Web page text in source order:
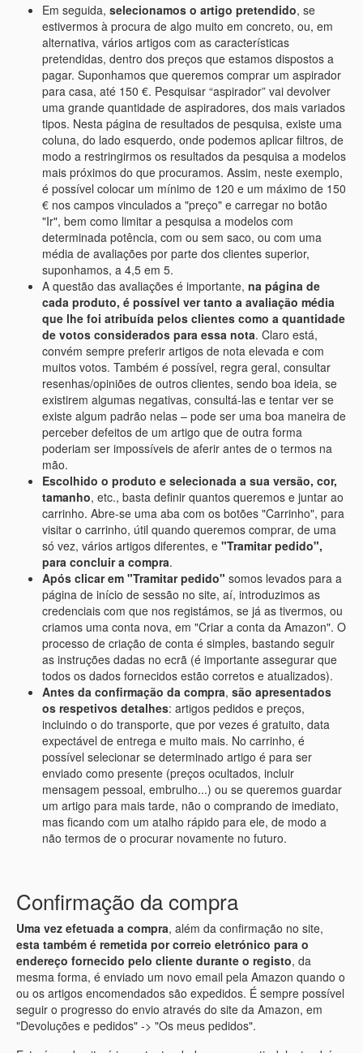
Em seguida, selecionamos o artigo pretendido, se
estivermos à procura de algo muito em concreto, ou, em
alternativa, vários artigos com as características
pretendidas, dentro dos preços que estamos dispostos a
pagar. Suponhamos que queremos comprar um aspirador
para casa, até 150 €. Pesquisar “aspirador” vai devolver
uma grande quantidade de aspiradores, dos mais variados
tipos. Nesta página de resultados de pesquisa, existe uma
coluna, do lado esquerdo, onde podemos aplicar filtros, de
modo a restringirmos os resultados da pesquisa a modelos
mais próximos do que procuramos. Assim, neste exemplo,
é possível colocar um mínimo de 120 e um máximo de 150
€ nos campos vinculados a "preço" e carregar no botão
"Ir", bem como limitar a pesquisa a modelos com
determinada potência, com ou sem saco, ou com uma
média de avaliações por parte dos clientes superior,
suponhamos, a 4,5 em 5.
A questão das avaliações é importante, na página de
cada produto, é possível ver tanto a avaliação média
que lhe foi atribuída pelos clientes como a quantidade
de votos considerados para essa nota. Claro está,
convém sempre preferir artigos de nota elevada e com
muitos votos. Também é possível, regra geral, consultar
resenhas/opiniões de outros clientes, sendo boa ideia, se
existirem algumas negativas, consultá-las e tentar ver se
existe algum padrão nelas – pode ser uma boa maneira de
perceber defeitos de um artigo que de outra forma
poderiam ser impossíveis de aferir antes de o termos na
mão.
Escolhido o produto e selecionada a sua versão, cor,
tamanho, etc., basta definir quantos queremos e juntar ao
carrinho. Abre-se uma aba com os botões "Carrinho", para
visitar o carrinho, útil quando queremos comprar, de uma
só vez, vários artigos diferentes, e "Tramitar pedido",
para concluir a compra.
Após clicar em "Tramitar pedido" somos levados para a
página de início de sessão no site, aí, introduzimos as
credenciais com que nos registámos, se já as tivermos, ou
criamos uma conta nova, em "Criar a conta da Amazon". O
processo de criação de conta é simples, bastando seguir
as instruções dadas no ecrã (é importante assegurar que
todos os dados fornecidos estão corretos e atualizados).
Antes da confirmação da compra, são apresentados
os respetivos detalhes: artigos pedidos e preços,
incluindo o do transporte, que por vezes é gratuito, data
expectável de entrega e muito mais. No carrinho, é
possível selecionar se determinado artigo é para ser
enviado como presente (preços ocultados, incluir
mensagem pessoal, embrulho...) ou se queremos guardar
um artigo para mais tarde, não o comprando de imediato,
mas ficando com um atalho rápido para ele, de modo a
não termos de o procurar novamente no futuro.
Confirmação da compra
Uma vez efetuada a compra, além da confirmação no site,
esta também é remetida por correio eletrónico para o
endereço fornecido pelo cliente durante o registo, da
mesma forma, é enviado um novo email pela Amazon quando o
ou os artigos encomendados são expedidos. É sempre possível
seguir o progresso do envio através do site da Amazon, em
"Devoluções e pedidos" -> "Os meus pedidos".